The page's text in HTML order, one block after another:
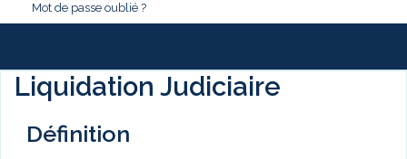
Mot de passe oublié ?
Liquidation Judiciaire
Définition